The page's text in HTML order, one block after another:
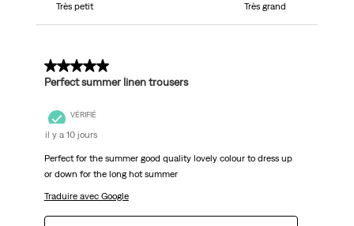
Très petit
Très grand
5 sur 5 étoiles.
Perfect summer linen trousers
VÉRIFIÉ
il y a 10 jours
Perfect for the summer good quality lovely colour to dress up
or down for the long hot summer
Traduire avec Google